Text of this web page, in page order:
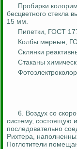
Пробирки
бесцветного стекла
15 мм.
Пипетки, ГОСТ
Колбы мерные,
Склянки
Стаканы
6. Воздух со
систему, состоящую
последовательно
Рихтера,
Поглотители